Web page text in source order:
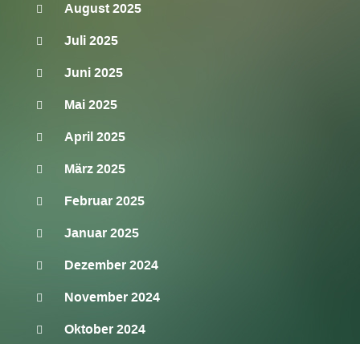
August 2025
Juli 2025
Juni 2025
Mai 2025
April 2025
März 2025
Februar 2025
Januar 2025
Dezember 2024
November 2024
Oktober 2024